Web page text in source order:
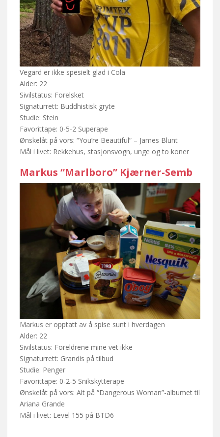
Vegard er ikke spesielt glad i Cola
Alder: 22
Sivilstatus: Forelsket
Signaturrett: Buddhistisk gryte
Studie: Stein
Favorittape: 0-5-2 Superape
Ønskelåt på vors: “You’re Beautiful” – James Blunt
Mål i livet: Rekkehus, stasjonsvogn, unge og to koner
Markus “Marlboro” Kjærner-Semb
Markus er opptatt av å spise sunt i hverdagen
Alder: 22
Sivilstatus: Foreldrene mine vet ikke
Signaturrett: Grandis på tilbud
Studie: Penger
Favorittape: 0-2-5 Snikskytterape
Ønskelåt på vors: Alt på “Dangerous Woman”-albumet til
Ariana Grande
Mål i livet: Level 155 på BTD6